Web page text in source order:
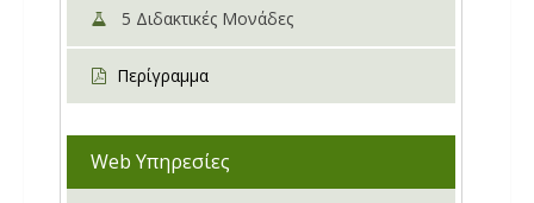
5 Διδακτικές Μονάδες
Περίγραμμα
Web Υπηρεσίες